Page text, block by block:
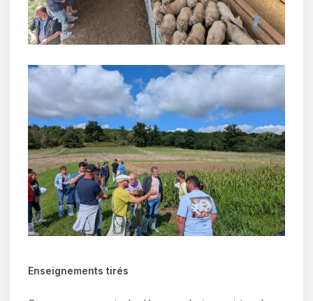
Enseignements tirés